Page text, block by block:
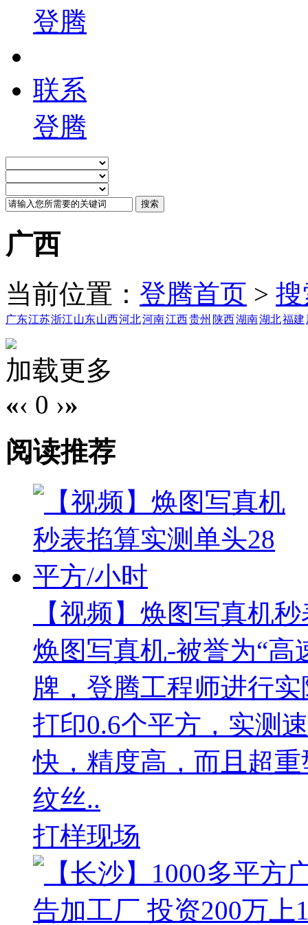
登腾
联系
登腾
广西
当前位置： 登腾首页 >
广东江苏浙江山东山西河北河南江西贵州 陕西湖南湖北福建
加载更多
«‹ 0 ›»
阅读推荐
【视频】焕图写真机
焕图写真机-被誉为“高
牌，登腾工程师进行
打印0.6个平方，实测
快，精度高，而且超
纹丝..
打样现场